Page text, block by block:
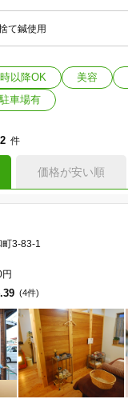
て鍼使用
以降OK 美容
駐車場有
2 件
価格が安い順
町3-83-1
(4件)
はりを見た」